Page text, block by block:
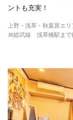
ントも充実！
上野・浅草・秋葉原エリ
JR総武線 浅草橋駅まで